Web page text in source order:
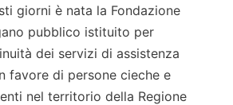
giorni è nata la Fondazione
pubblico istituito per
dei servizi di assistenza
favore di persone cieche e
nel territorio della Regione